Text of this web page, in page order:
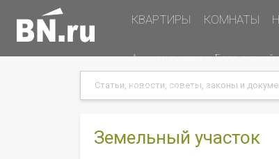
Основная
КВАРТИРЫ КОМНАТЫ
Дополнительная
навигация
Акции и скидки База знаний
Меню
в
(справа)
Подать объявление
Search
Search
Земельный участок